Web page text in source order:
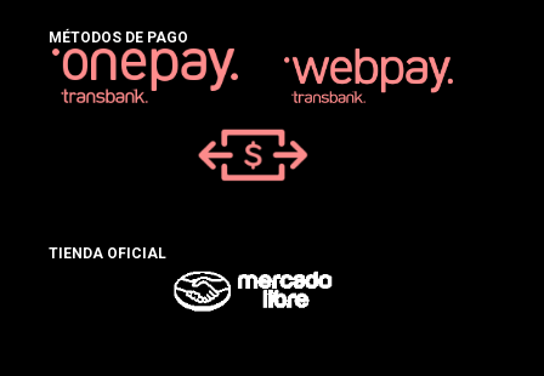
MÉTODOS DE PAGO
TIENDA OFICIAL